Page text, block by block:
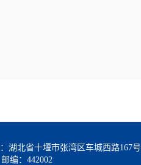
湖北省十堰市张湾区车城西路167号
编：442002